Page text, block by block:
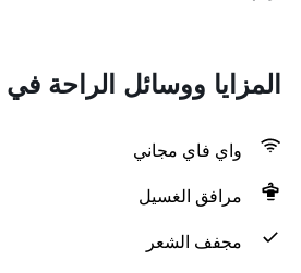
المزايا ووسائل الراحة
واي فاي مجاني
مرافق الغسيل
مجفف الشعر